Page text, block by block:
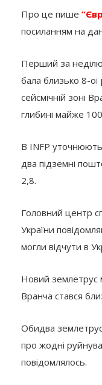
Про це пише
посиланням на
Перший за
бала близько 8-
сейсмічній зоні
глибині майже
В INFP
два підземні
2,8.
Головний центр
України
могли відчути в
Новий землетрус
Вранча стався
Обидва
про жодні
повідомлялось.